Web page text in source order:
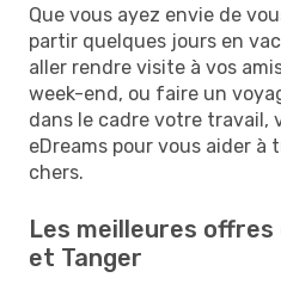
Que vous ayez envie de
partir quelques jours en
aller rendre visite à vos
week-end, ou faire un
dans le cadre votre travail,
eDreams pour vous aider à
chers.
Les meilleures
et Tanger